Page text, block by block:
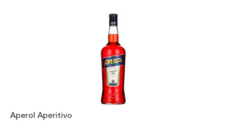
Aperol Aperitivo